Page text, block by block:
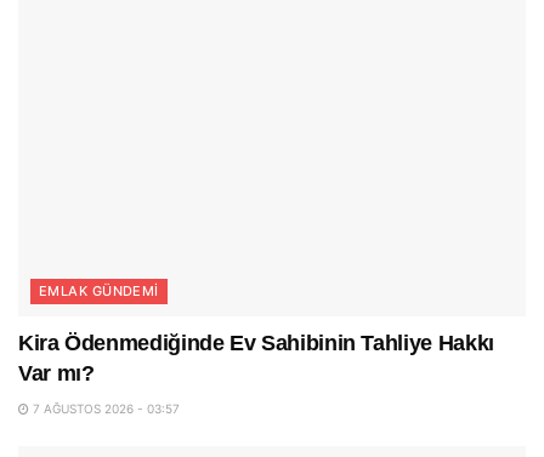
EMLAK GÜNDEMI
Kira Ödenmediğinde Ev Sahibinin Tahliye Hakkı
Var mı?
7 AĞUSTOS 2026 - 03:57